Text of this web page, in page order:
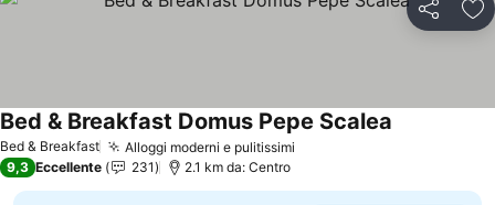
Condividi
Bed & Breakfast Alloggi moderni e pulitissimi
Bed & Breakfast Domus Pepe Scalea
9,3 Eccellente 231 2.1 km da: Centro